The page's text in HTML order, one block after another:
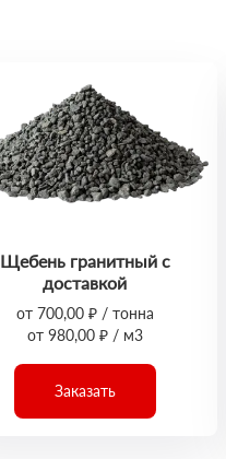
Щебень гранитный с
доставкой
от 700,00 ₽ / тонна
от 980,00 ₽ / м3
Заказать